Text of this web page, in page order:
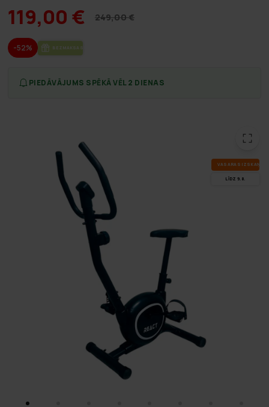
119,00 € 249,00 €
-52% BEZ­MAK­SAS PIE­GĀ­DE
PIEDĀVĀJUMS SPĒKĀ VĒL 2 DIENAS
VA­SA­RAS IZ­SKA­ŅA
LĪDZ 9.8.